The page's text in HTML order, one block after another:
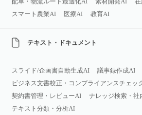
スマート農業AI
医療AI 教育AI
テキスト・ドキュメント
スライド/企画書自動生成AI 議事録作成AI
ビジネス文書校正・コンプライアンスチェッ
契約書管理・レビューAI
ナレッジ検索・社
テキスト分類・分析AI